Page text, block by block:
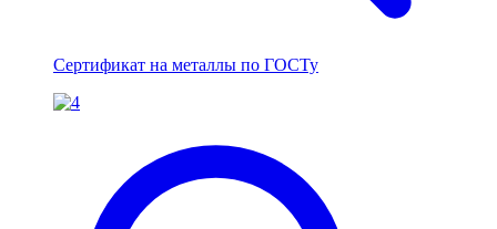
Сертификат на металлы по ГОСТу